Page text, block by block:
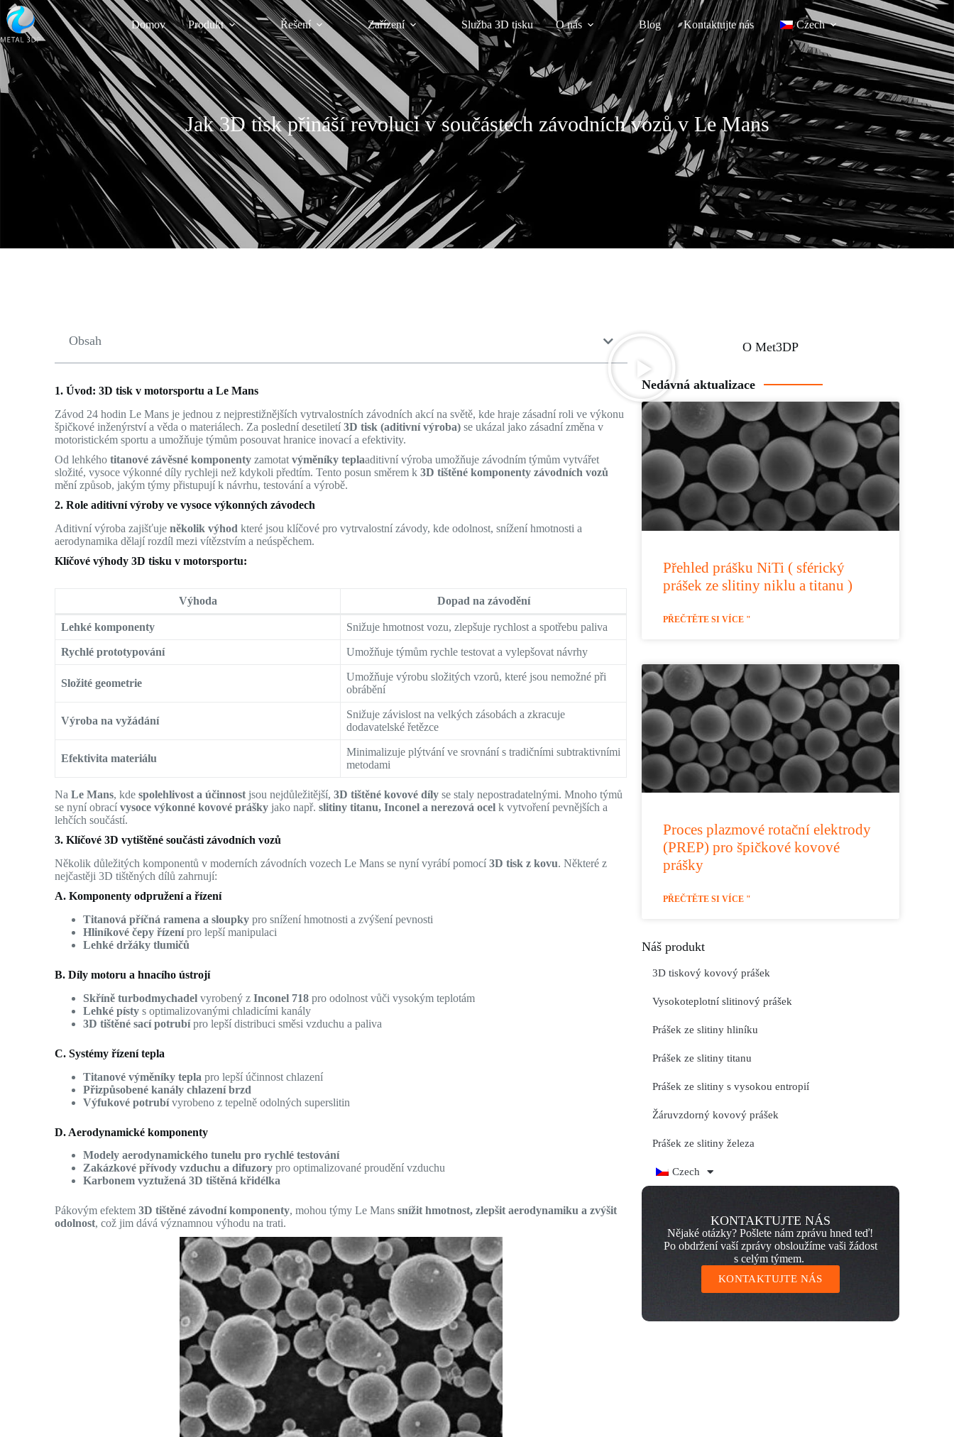
Domov Produkt Řešení Zařízení Služba 3D tisku O nás Blog Kontaktujte nás Czech
Jak 3D tisk přináší revoluci v součástech závodních vozů v Le Mans
Obsah
1. Úvod: 3D tisk v motorsportu a Le Mans
Závod 24 hodin Le Mans je jednou z nejprestižnějších vytrvalostních závodních akcí na světě, kde hraje zásadní roli ve výkonu
špičkové inženýrství a věda o materiálech. Za poslední desetiletí3D tisk (aditivní výroba) se ukázal jako zásadní změna v
motoristickém sportu a umožňuje týmům posouvat hranice inovací a efektivity.
Od lehkéhotitanové závěsné komponenty zamotatvýměníky teplaaditivní výroba umožňuje závodním týmům vytvářet
složité, vysoce výkonné díly rychleji než kdykoli předtím. Tento posun směrem k3D tištěné komponenty závodních vozů
mění způsob, jakým týmy přistupují k návrhu, testování a výrobě.
2. Role aditivní výroby ve vysoce výkonných závodech
Aditivní výroba zajišťujeněkolik výhod které jsou klíčové pro vytrvalostní závody, kde odolnost, snížení hmotnosti a
aerodynamika dělají rozdíl mezi vítězstvím a neúspěchem.
Klíčové výhody 3D tisku v motorsportu:
Výhoda Dopad na závodění
Lehké komponenty Snižuje hmotnost vozu, zlepšuje rychlost a spotřebu paliva
Rychlé prototypování Umožňuje týmům rychle testovat a vylepšovat návrhy
Složité geometrie
Umožňuje výrobu složitých vzorů, které jsou nemožné při
obrábění
Výroba na vyžádání
Snižuje závislost na velkých zásobách a zkracuje
dodavatelské řetězce
Efektivita materiálu
Minimalizuje plýtvání ve srovnání s tradičními subtraktivními
metodami
NaLe Mans, kdespolehlivost a účinnost jsou nejdůležitější,3D tištěné kovové díly se staly nepostradatelnými. Mnoho týmů
se nyní obracívysoce výkonné kovové prášky jako např.slitiny titanu, Inconel a nerezová ocel k vytvoření pevnějších a
lehčích součástí.
3. Klíčové 3D vytištěné součásti závodních vozů
Několik důležitých komponentů v moderních závodních vozech Le Mans se nyní vyrábí pomocí3D tisk z kovu. Některé z
nejčastěji 3D tištěných dílů zahrnují:
A. Komponenty odpružení a řízení
Titanová příčná ramena a sloupky pro snížení hmotnosti a zvýšení pevnosti
Hliníkové čepy řízenípro lepší manipulaci
Lehké držáky tlumičů
B. Díly motoru a hnacího ústrojí
Skříně turbodmychadel vyrobený zInconel 718 pro odolnost vůči vysokým teplotám
Lehké písty s optimalizovanými chladicími kanály
3D tištěné sací potrubípro lepší distribuci směsi vzduchu a paliva
C. Systémy řízení tepla
Titanové výměníky tepla pro lepší účinnost chlazení
Přizpůsobené kanály chlazení brzd
Výfukové potrubívyrobeno z tepelně odolných superslitin
D. Aerodynamické komponenty
Modely aerodynamického tunelu pro rychlé testování
Zakázkové přívody vzduchu a difuzory pro optimalizované proudění vzduchu
Karbonem vyztužená 3D tištěná křidélka
Pákovým efektem3D tištěné závodní komponenty, mohou týmy Le Manssnížit hmotnost, zlepšit aerodynamiku a zvýšit
odolnost, což jim dává významnou výhodu na trati.
O Met3DP
Nedávná aktualizace
Přehled prášku NiTi ( sférický
prášek ze slitiny niklu a titanu )
PŘEČTĚTE SI VÍCE "
Proces plazmové rotační elektrody
(PREP) pro špičkové kovové
prášky
PŘEČTĚTE SI VÍCE "
Náš produkt
3D tiskový kovový prášek
Vysokoteplotní slitinový prášek
Prášek ze slitiny hliníku
Prášek ze slitiny titanu
Prášek ze slitiny s vysokou entropií
Žáruvzdorný kovový prášek
Prášek ze slitiny železa
Czech
KONTAKTUJTE NÁS
Nějaké otázky? Pošlete nám zprávu hned teď!
Po obdržení vaší zprávy obsloužíme vaši žádost
s celým týmem.
KONTAKTUJTE NÁS